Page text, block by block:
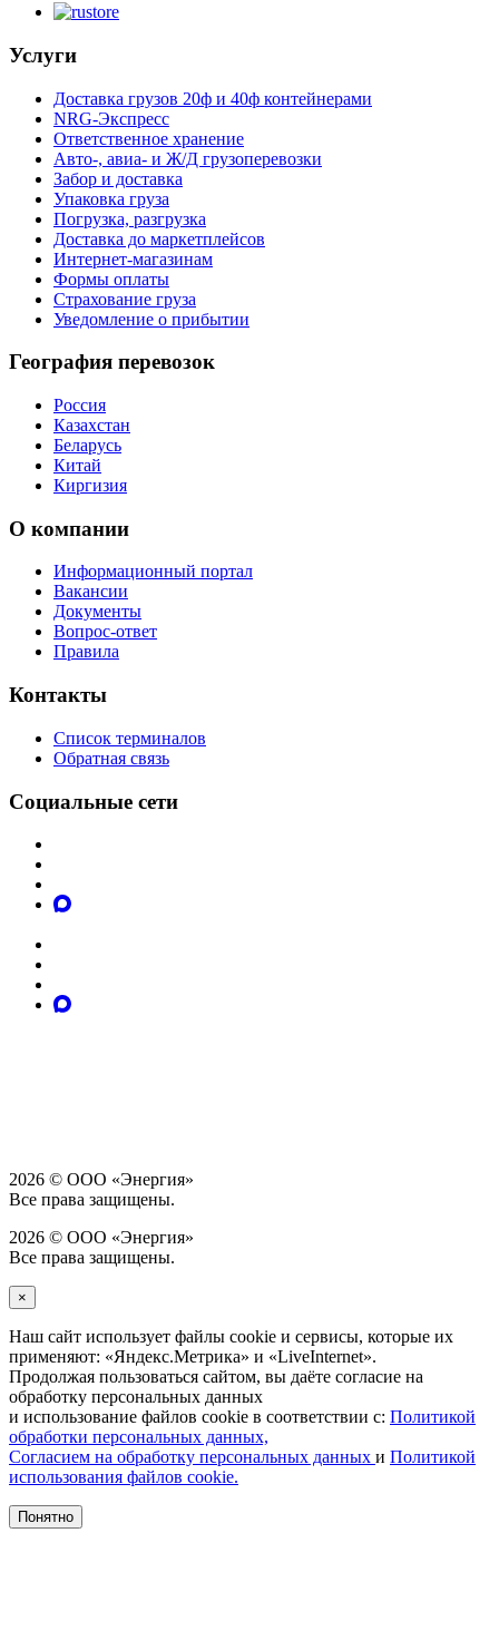
Услуги
Доставка грузов 20ф и 40ф контейнерами
NRG-Экспресс
Ответственное хранение
Авто-, авиа- и Ж/Д грузоперевозки
Забор и доставка
Упаковка груза
Погрузка, разгрузка
Доставка до маркетплейсов
Интернет-магазинам
Формы оплаты
Страхование груза
Уведомление о прибытии
География перевозок
Россия
Казахстан
Беларусь
Китай
Киргизия
О компании
Информационный портал
Вакансии
Документы
Вопрос-ответ
Правила
Контакты
Список терминалов
Обратная связь
Социальные сети
2026 © ООО «Энергия»
Все права защищены.
2026 © ООО «Энергия»
Все права защищены.
×
Наш сайт использует файлы cookie и сервисы, которые их
применяют: «Яндекс.Метрика» и «LiveInternet».
Продолжая пользоваться сайтом, вы даёте согласие на
обработку персональных данных
и использование файлов cookie в соответствии с: Политикой
обработки персональных данных,
Согласием на обработку персональных данных и Политикой
использования файлов cookie.
Понятно